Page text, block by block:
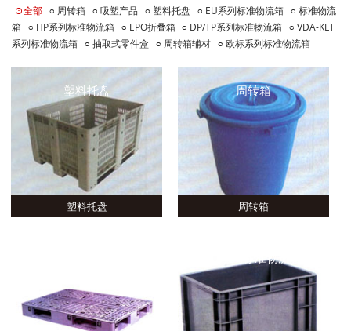
全部 周转箱 吸塑产品 塑料托盘 EU系列标准物流箱
标准物流
箱
HP系列标准物流箱 EPO折叠箱 DP/TP系列标准物流箱
VDA-KLT
系列标准物流箱
抽取式零件盒 周转箱辅材 欧标系列标准物流箱
塑料托盘
塑料托盘
周转箱
周转箱
EU系列标准物流箱